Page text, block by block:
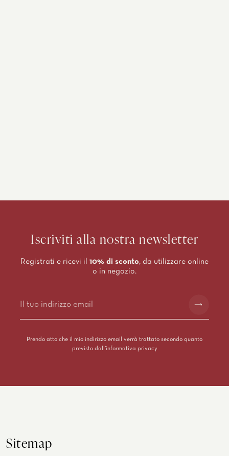
Iscriviti alla nostra newsletter
Registrati e ricevi il 10% di sconto, da utilizzare online
o in negozio.
Prendo atto che il mio indirizzo email verrà trattato secondo quanto
previsto dall’informativa privacy
Sitemap